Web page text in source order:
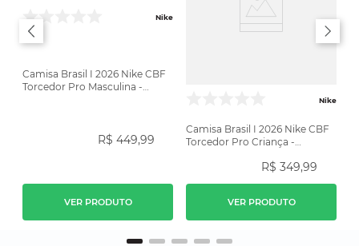
Nike
Camisa Brasil I 2026 Nike CBF
Torcedor Pro Masculina -
R$ 449,99
VER PRODUTO
Nike
Camisa Brasil I 2026 Nike CBF
Torcedor Pro Criança -
R$ 349,99
VER PRODUTO